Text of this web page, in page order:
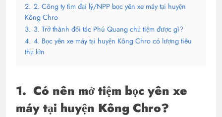
2. 2. Công ty tìm đại lý/NPP bọc yên xe máy tại huyện
Kông Chro
3. 3. Trở thành đối tác Phú Quang chủ tiệm được gì?
4. 4. Bọc yên xe máy tại huyện Kông Chro có lượng tiêu
thụ lớn
1. Có nên mở tiệm bọc yên xe
máy tại huyện Kông Chro?